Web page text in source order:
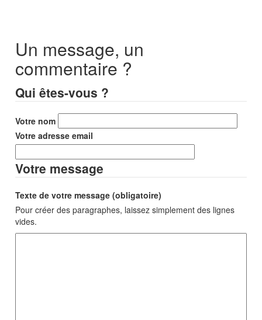
Un message, un
commentaire ?
Qui êtes-vous ?
Votre nom
Votre adresse email
Votre message
Texte de votre message (obligatoire)
Pour créer des paragraphes, laissez simplement des lignes
vides.